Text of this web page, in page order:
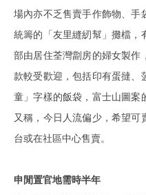
場內亦不乏售賣手作飾物、手
統籌的「友里縫紉幫」攤檔，
部由居住荃灣劏房的婦女製作
款較受歡迎，包括印有蛋撻、
童」字樣的飯袋，富士山圖案
又稱，今日人流偏少，希望
台或在社區中心售賣。
申閒置官地需時半年